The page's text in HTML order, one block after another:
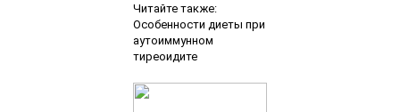
Читайте также:
Особенности диеты при
аутоиммунном
тиреоидите